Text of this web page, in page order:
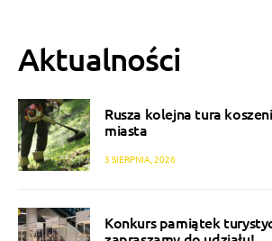
Aktualności
Rusza kolejna tura
miasta
3 SIERPNIA, 2026
Konkurs pamiątek